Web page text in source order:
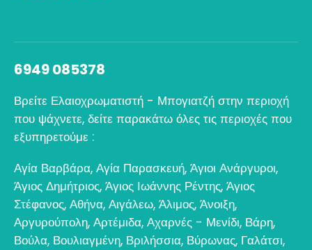
6949 085378
Βρείτε Ελαιοχρωματιστή - Μπογιατζή στην περιοχή
που ψάχνετε, δείτε παρακάτω όλες τις περιοχές που
εξυπηρετούμε :
Αγία Βαρβάρα, Αγία Παρασκευή, Άγιοι Ανάργυροι,
Άγιος Δημήτριος, Άγιος Ιωάννης Ρέντης, Άγιος
Στέφανος, Αθήνα, Αιγάλεω, Άλιμος, Άνοιξη,
Αργυρούπολη, Αρτέμιδα, Αχαρνές - Μενίδι, Βάρη,
Βούλα, Βουλιαγμένη, Βριλήσσια, Βύρωνας, Γαλάτσι,